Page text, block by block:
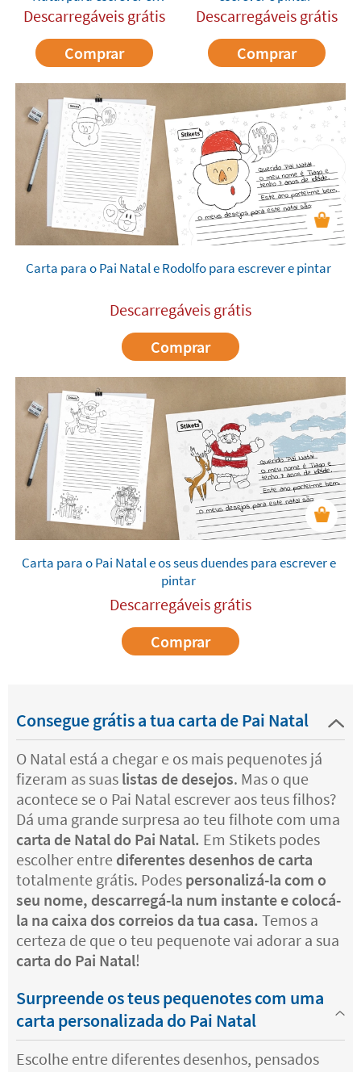
pintar
Descarregáveis grátis
Comprar
Descarregáveis grátis
Comprar
Carta para o Pai Natal e Rodolfo para escrever e pintar
Descarregáveis grátis
Comprar
Carta para o Pai Natal e os seus duendes para escrever e
pintar
Descarregáveis grátis
Comprar
Consegue grátis a tua carta de Pai Natal
O Natal está a chegar e os mais pequenotes já
fizeram as suas listas de desejos. Mas o que
acontece se o Pai Natal escrever aos teus filhos?
Dá uma grande surpresa ao teu filhote com uma
carta de Natal do Pai Natal. Em Stikets podes
escolher entre diferentes desenhos de carta
totalmente grátis. Podes personalizá-la com o
seu nome, descarregá-la num instante e colocá-
la na caixa dos correios da tua casa. Temos a
certeza de que o teu pequenote vai adorar a sua
carta do Pai Natal!
Surpreende os teus pequenotes com uma
carta personalizada do Pai Natal
Escolhe entre diferentes desenhos, pensados